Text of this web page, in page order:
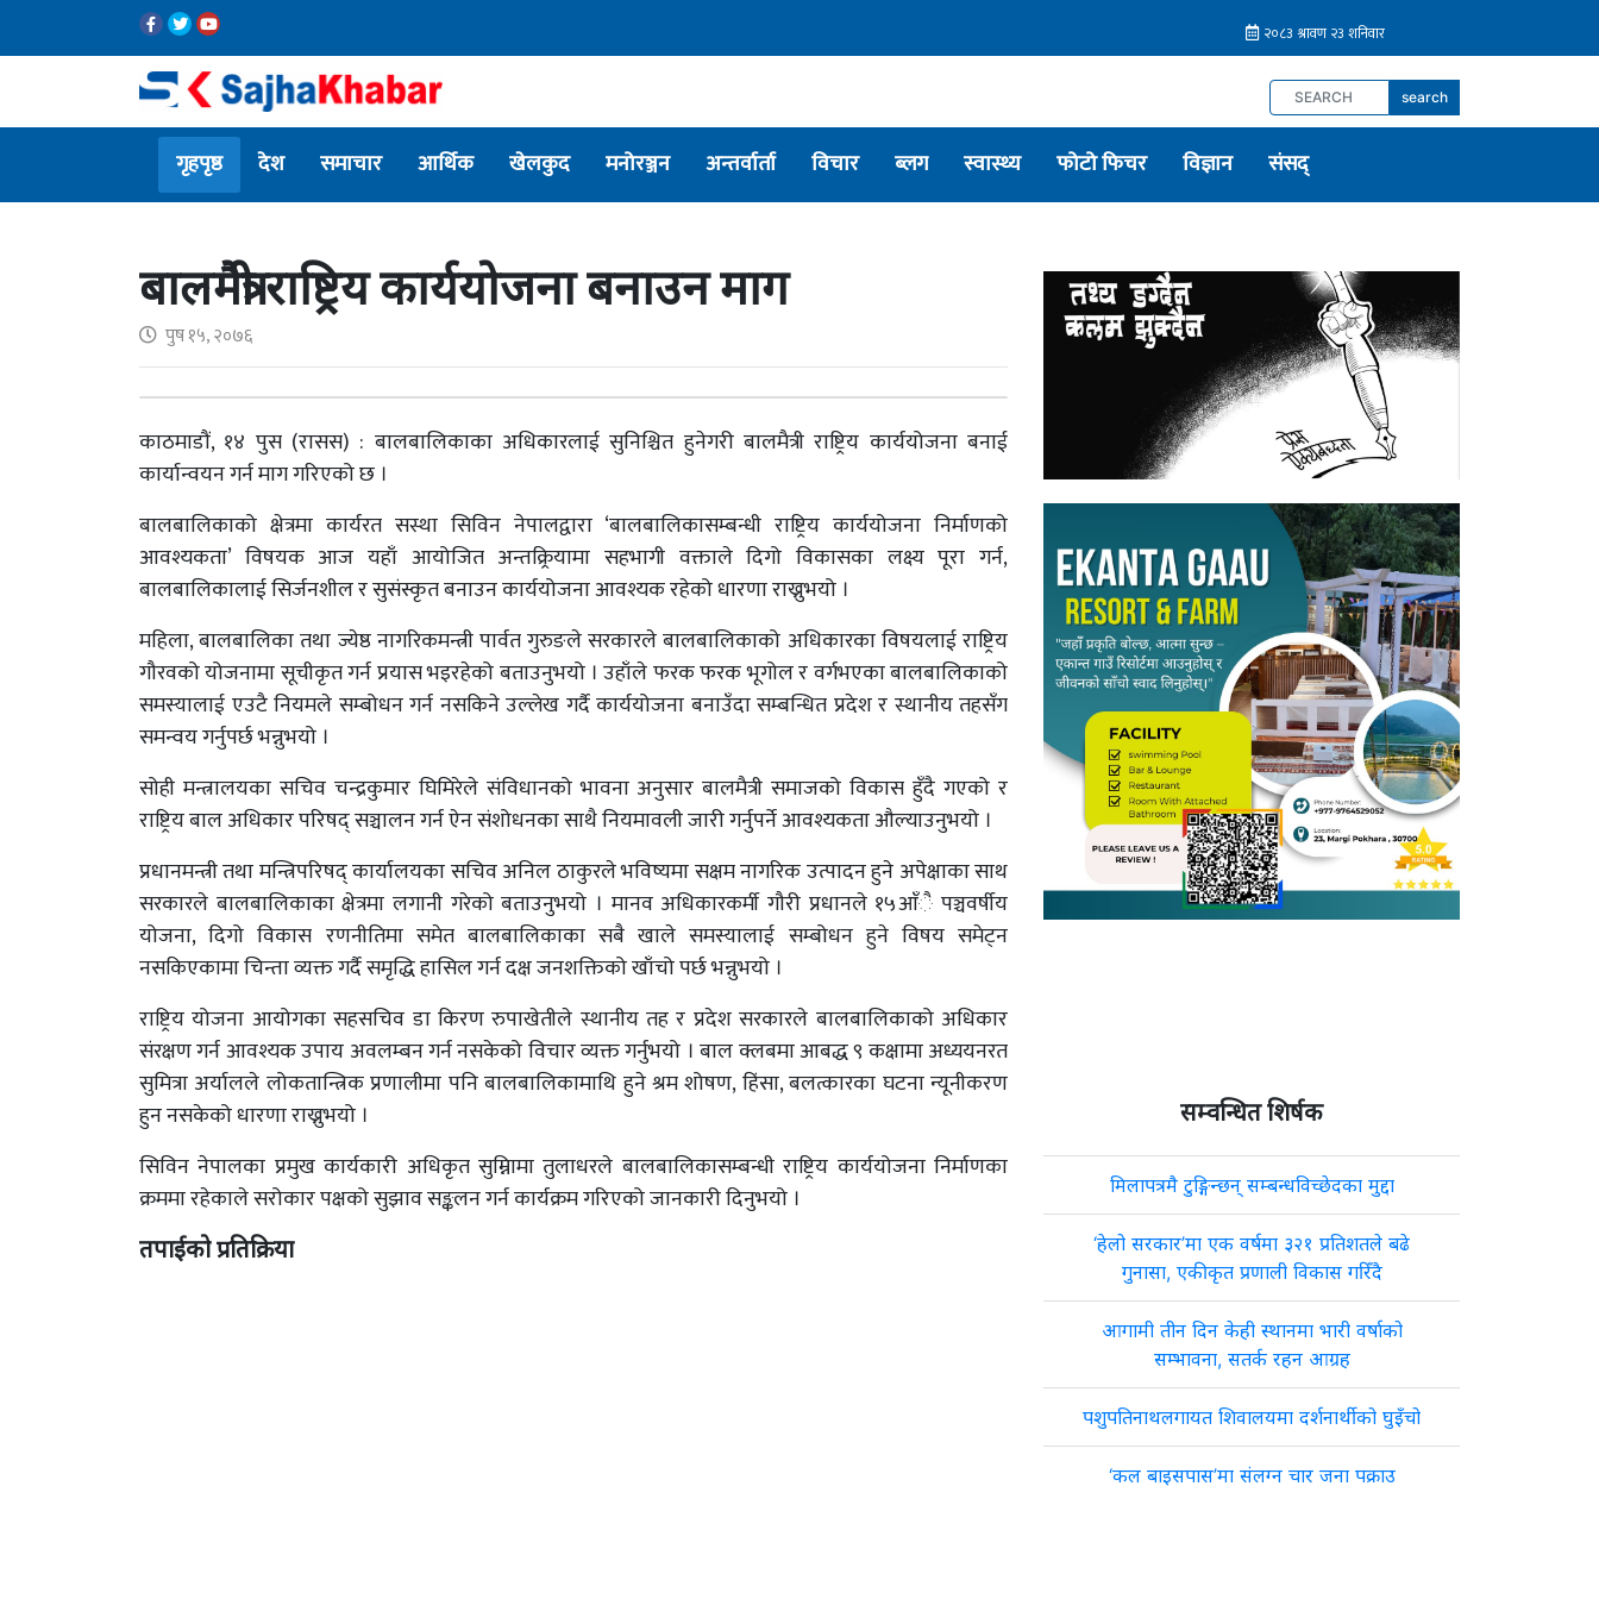
search
गृहपृष्ठ देश समाचार आर्थिक खेलकुद मनोरञ्जन अन्तर्वार्ता विचार ब्लग स्वास्थ्य फोटो फिचर विज्ञान संसद्
बालमैत्री राष्ट्रिय कार्ययोजना बनाउन माग
पुष १५, २०७६
काठमाडौं, १४ पुस (रासस) : बालबालिकाका अधिकारलाई सुनिश्चित हुनेगरी बालमैत्री राष्ट्रिय कार्ययोजना बनाई
कार्यान्वयन गर्न माग गरिएको छ ।
बालबालिकाको क्षेत्रमा कार्यरत सस्था सिविन नेपालद्वारा ‘बालबालिकासम्बन्धी राष्ट्रिय कार्ययोजना निर्माणको
आवश्यकता’ विषयक आज यहाँ आयोजित अन्तक्र्रियामा सहभागी वक्ताले दिगो विकासका लक्ष्य पूरा गर्न,
बालबालिकालाई सिर्जनशील र सुसंस्कृत बनाउन कार्ययोजना आवश्यक रहेको धारणा राख्नुभयो ।
महिला, बालबालिका तथा ज्येष्ठ नागरिकमन्त्री पार्वत गुरुङले सरकारले बालबालिकाको अधिकारका विषयलाई राष्ट्रिय
गौरवको योजनामा सूचीकृत गर्न प्रयास भइरहेको बताउनुभयो । उहाँले फरक फरक भूगोल र वर्गभएका बालबालिकाको
समस्यालाई एउटै नियमले सम्बोधन गर्न नसकिने उल्लेख गर्दै कार्ययोजना बनाउँदा सम्बन्धित प्रदेश र स्थानीय तहसँग
समन्वय गर्नुपर्छ भन्नुभयो ।
सोही मन्त्रालयका सचिव चन्द्रकुमार घिमिरेले संविधानको भावना अनुसार बालमैत्री समाजको विकास हुँदै गएको र
राष्ट्रिय बाल अधिकार परिषद् सञ्चालन गर्न ऐन संशोधनका साथै नियमावली जारी गर्नुपर्ने आवश्यकता औल्याउनुभयो ।
प्रधानमन्त्री तथा मन्त्रिपरिषद् कार्यालयका सचिव अनिल ठाकुरले भविष्यमा सक्षम नागरिक उत्पादन हुने अपेक्षाका साथ
सरकारले बालबालिकाका क्षेत्रमा लगानी गरेको बताउनुभयो । मानव अधिकारकर्मी गौरी प्रधानले १५आँै पञ्चवर्षीय
योजना, दिगो विकास रणनीतिमा समेत बालबालिकाका सबै खाले समस्यालाई सम्बोधन हुने विषय समेट्न
नसकिएकामा चिन्ता व्यक्त गर्दै समृद्धि हासिल गर्न दक्ष जनशक्तिको खाँचो पर्छ भन्नुभयो ।
राष्ट्रिय योजना आयोगका सहसचिव डा किरण रुपाखेतीले स्थानीय तह र प्रदेश सरकारले बालबालिकाको अधिकार
संरक्षण गर्न आवश्यक उपाय अवलम्बन गर्न नसकेको विचार व्यक्त गर्नुभयो । बाल क्लबमा आबद्ध ९ कक्षामा अध्ययनरत
सुमित्रा अर्यालले लोकतान्त्रिक प्रणालीमा पनि बालबालिकामाथि हुने श्रम शोषण, हिंसा, बलत्कारका घटना न्यूनीकरण
हुन नसकेको धारणा राख्नुभयो ।
सिविन नेपालका प्रमुख कार्यकारी अधिकृत सुम्निामा तुलाधरले बालबालिकासम्बन्धी राष्ट्रिय कार्ययोजना निर्माणका
क्रममा रहेकाले सरोकार पक्षको सुझाव सङ्कलन गर्न कार्यक्रम गरिएको जानकारी दिनुभयो ।
तपाईको प्रतिक्रिया
सम्वन्धित शिर्षक
मिलापत्रमै टुङ्गिन्छन् सम्बन्धविच्छेदका मुद्दा
‘हेलो सरकार’मा एक वर्षमा ३२१ प्रतिशतले बढे
गुनासा, एकीकृत प्रणाली विकास गरिँदै
आगामी तीन दिन केही स्थानमा भारी वर्षाको
सम्भावना, सतर्क रहन आग्रह
पशुपतिनाथलगायत शिवालयमा दर्शनार्थीको घुइँचो
‘कल बाइसपास’मा संलग्न चार जना पक्राउ